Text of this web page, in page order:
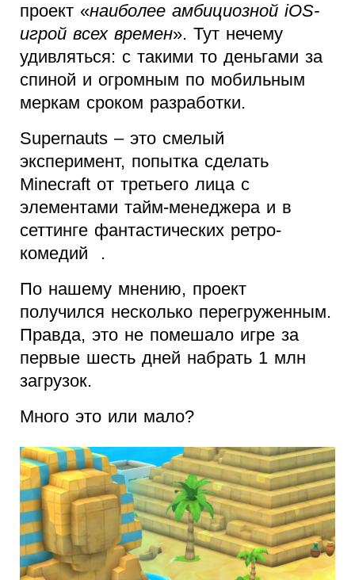
проект «наиболее амбициозной iOS-
игрой всех времен». Тут нечему
удивляться: с такими то деньгами за
спиной и огромным по мобильным
меркам сроком разработки.
Supernauts – это смелый
эксперимент, попытка сделать
Minecraft от третьего лица с
элементами тайм-менеджера и в
сеттинге фантастических ретро-
комедий .
По нашему мнению, проект
получился несколько перегруженным.
Правда, это не помешало игре за
первые шесть дней набрать 1 млн
загрузок.
Много это или мало?